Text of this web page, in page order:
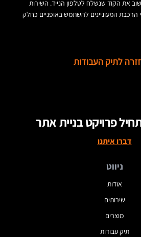
את הקוד שנשלח לטלפון הנייד. השירות
הרכבת המעוניינים להשתמש באופניים כחלק
לתיק העבודות
דברו איתנו
ניווט
אודות
שירותים
מוצרים
תיק עבודות